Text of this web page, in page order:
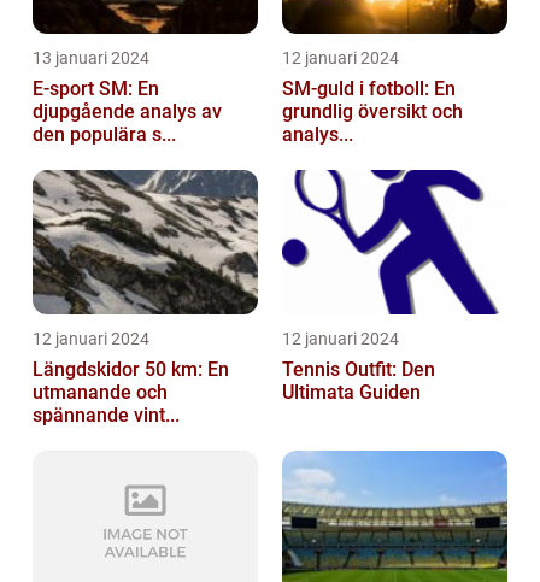
13 januari 2024
E-sport SM: En
djupgående analys av
den populära s...
12 januari 2024
SM-guld i fotboll: En
grundlig översikt och
analys...
12 januari 2024
Längdskidor 50 km: En
utmanande och
spännande vint...
12 januari 2024
Tennis Outfit: Den
Ultimata Guiden